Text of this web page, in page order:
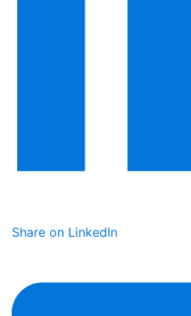
Share on LinkedIn